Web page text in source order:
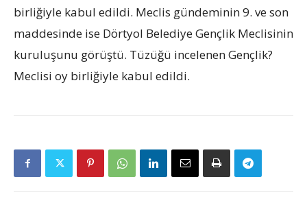
birliğiyle kabul edildi. Meclis gündeminin 9. ve son
maddesinde ise Dörtyol Belediye Gençlik Meclisinin
kuruluşunu görüştü. Tüzüğü incelenen Gençlik?
Meclisi oy birliğiyle kabul edildi.